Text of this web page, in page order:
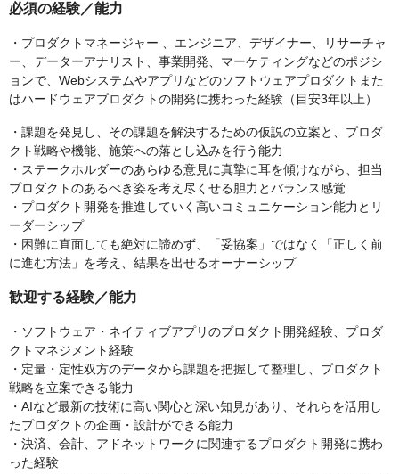
必須の経験／能力
・プロダクトマネージャー 、エンジニア、デザイナー、リサーチャ
ー、データーアナリスト、事業開発、マーケティングなどのポジシ
ョンで、Webシステムやアプリなどのソフトウェアプロダクトまた
はハードウェアプロダクトの開発に携わった経験（目安3年以上）
・課題を発見し、その課題を解決するための仮説の立案と、プロダ
クト戦略や機能、施策への落とし込みを行う能力
・ステークホルダーのあらゆる意見に真摯に耳を傾けながら、担当
プロダクトのあるべき姿を考え尽くせる胆力とバランス感覚
・プロダクト開発を推進していく高いコミュニケーション能力とリ
ーダーシップ
・困難に直面しても絶対に諦めず、「妥協案」ではなく「正しく前
に進む方法」を考え、結果を出せるオーナーシップ
歓迎する経験／能力
・ソフトウェア・ネイティブアプリのプロダクト開発経験、プロダ
クトマネジメント経験
・定量・定性双方のデータから課題を把握して整理し、プロダクト
戦略を立案できる能力
・AIなど最新の技術に高い関心と深い知見があり、それらを活用し
たプロダクトの企画・設計ができる能力
・決済、会計、アドネットワークに関連するプロダクト開発に携わ
った経験